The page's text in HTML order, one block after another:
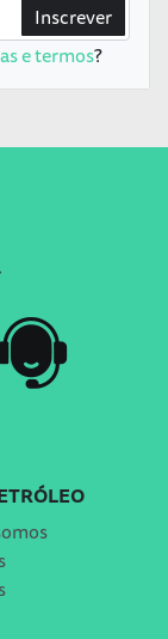
e termos?
Inscrever